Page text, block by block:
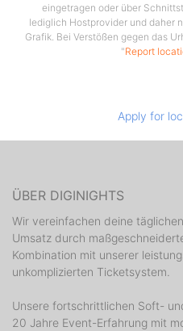
eingetragen oder über
lediglich Hostprovider und daher
Grafik. Bei Verstößen gegen das
"Report
Apply for
ÜBER DIGINIGHTS
Wir vereinfachen deine
Umsatz durch
Kombination mit unserer
unkomplizierten Ticketsystem.
Unsere fortschrittlichen Soft-
20 Jahre Event-Erfahrung mit